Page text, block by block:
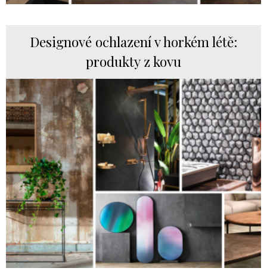
Designové ochlazení v horkém létě:
produkty z kovu